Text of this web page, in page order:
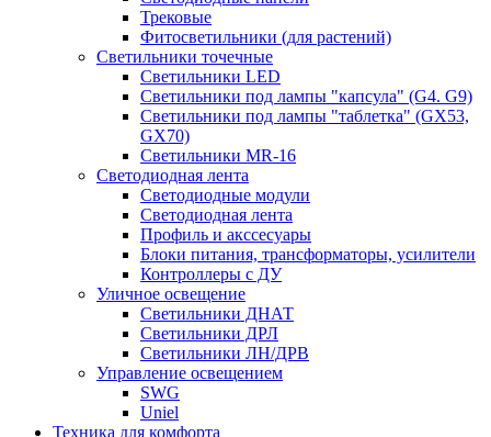
Трековые
Фитосветильники (для растений)
Светильники точечные
Светильники LED
Светильники под лампы "капсула" (G4. G9)
Светильники под лампы "таблетка" (GX53,
GX70)
Светильники MR-16
Светодиодная лента
Светодиодные модули
Светодиодная лента
Профиль и акссесуары
Блоки питания, трансформаторы, усилители
Контроллеры с ДУ
Уличное освещение
Светильники ДНАТ
Светильники ДРЛ
Светильники ЛН/ДРВ
Управление освещением
SWG
Uniel
Техника для комфорта